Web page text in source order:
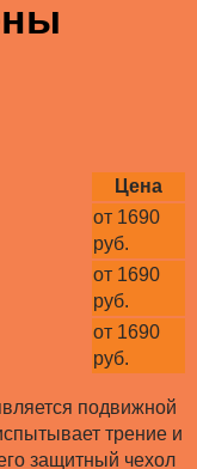
Цена
от 1690
руб.
от 1690
руб.
от 1690
руб.
подвижной
трение и
защитный чехол